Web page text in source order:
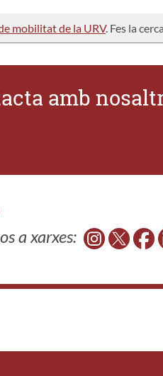
mobilitat de la URV. Fes la
amb
a xarxes: